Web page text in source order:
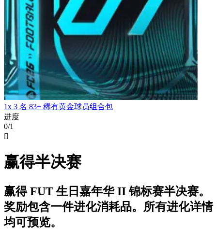
1x 3 名 83+ 稀有黄金球员组合包
进度
0/1

赢得半决赛
赢得 FUT 生日嘉年华 II 锦标赛半决赛。
奖励包含一件进化消耗品。所有进化详情
均可预览。